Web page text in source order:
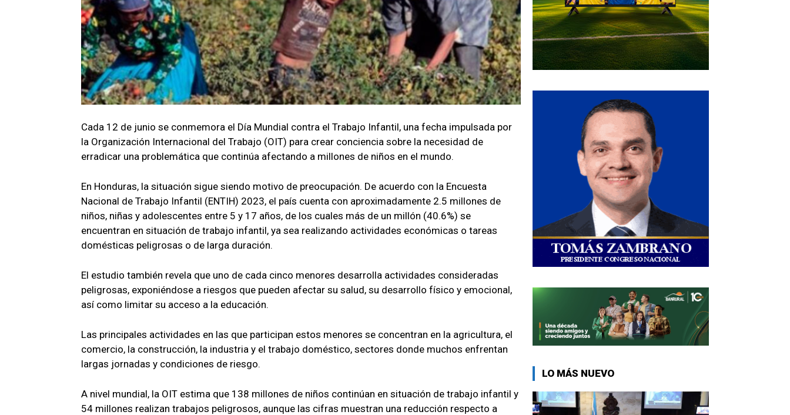
Cada 12 de junio se conmemora el Día Mundial contra el Trabajo Infantil, una fecha impulsada por
la Organización Internacional del Trabajo (OIT) para crear conciencia sobre la necesidad de
erradicar una problemática que continúa afectando a millones de niños en el mundo.
En Honduras, la situación sigue siendo motivo de preocupación. De acuerdo con la Encuesta
Nacional de Trabajo Infantil (ENTIH) 2023, el país cuenta con aproximadamente 2.5 millones de
niños, niñas y adolescentes entre 5 y 17 años, de los cuales más de un millón (40.6%) se
encuentran en situación de trabajo infantil, ya sea realizando actividades económicas o tareas
domésticas peligrosas o de larga duración.
El estudio también revela que uno de cada cinco menores desarrolla actividades consideradas
peligrosas, exponiéndose a riesgos que pueden afectar su salud, su desarrollo físico y emocional,
así como limitar su acceso a la educación.
Las principales actividades en las que participan estos menores se concentran en la agricultura, el
comercio, la construcción, la industria y el trabajo doméstico, sectores donde muchos enfrentan
largas jornadas y condiciones de riesgo.
A nivel mundial, la OIT estima que 138 millones de niños continúan en situación de trabajo infantil y
54 millones realizan trabajos peligrosos, aunque las cifras muestran una reducción respecto a
LO MÁS NUEVO